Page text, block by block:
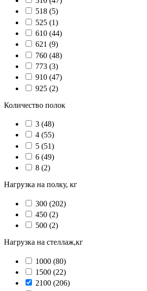
518 (5)
525 (1)
610 (44)
621 (9)
760 (48)
773 (3)
910 (47)
925 (2)
Количество полок
3 (48)
4 (55)
5 (51)
6 (49)
8 (2)
Нагрузка на полку, кг
300 (202)
450 (2)
500 (2)
Нагрузка на стеллаж,кг
1000 (80)
1500 (22)
2100 (206)